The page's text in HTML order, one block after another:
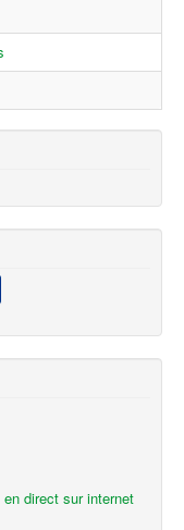
direct sur internet